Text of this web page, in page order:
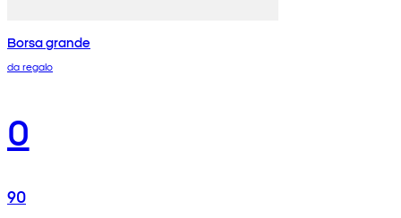
Borsa grande
da regalo
0
90